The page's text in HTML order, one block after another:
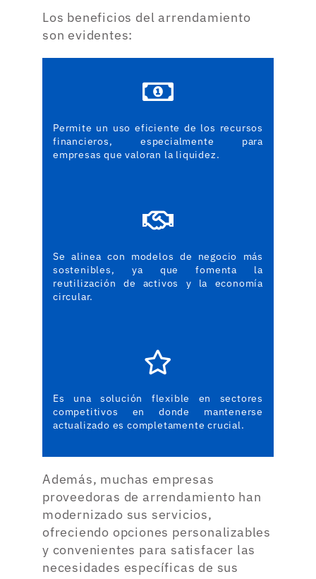
Los beneficios del arrendamiento
son evidentes:
Permite un uso eficiente de los recursos
financieros, especialmente para
empresas que valoran la liquidez.
Se alinea con modelos de negocio más
sostenibles, ya que fomenta la
reutilización de activos y la economía
circular.
Es una solución flexible en sectores
competitivos en donde mantenerse
actualizado es completamente crucial.
Además, muchas empresas
proveedoras de arrendamiento han
modernizado sus servicios,
ofreciendo opciones personalizables
y convenientes para satisfacer las
necesidades específicas de sus